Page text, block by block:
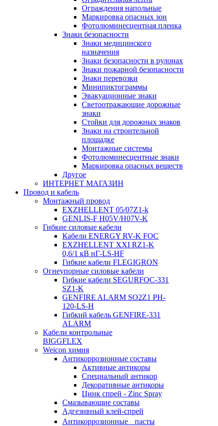
Ограждения напольные
Маркировка опасных зон
Фотолюминесцентная пленка
Знаки безопасности
Знаки медицинского
назначения
Знаки безопасности в рулонах
Знаки пожарной безопасности
Знаки перевозки
Минипиктограммы
Эвакуационные знаки
Светоотражающие дорожные
знаки
Стойки для дорожных знаков
Знаки на строительной
площадке
Монтажные системы
Фотолюминесцентные знаки
Маркировка опасных веществ
Другое
ИНТЕРНЕТ МАГАЗИН
Провод и кабель
Монтажный провод
EXZHELLENT 05/07Z1-k
GENLIS-F Н05V/H07V-K
Гибкие силовые кабели
Кабели ENERGY RV-K FOC
EXZHELLENT XXI RZ1-K
0,6/1 кВ нГ-LS-HF
Гибкие кабели FLEGIGRON
Огнеупорные силовые кабели
Гибкие кабели SEGURFOC-331
SZ1-K
GENFIRE ALARM SO2Z1 PH-
120-LS-H
Гибкий кабель GENFIRE-331
ALARM
Кабели контрольные
BIGGFLEX
Weicon химия
Антикоррозионные составы
Активные антикоры
Специальный антикор
Декоративные антикоры
Цинк спрей - Zinc Spray
Смазывающие составы
Адгезивный клей-спрей
Антикоррозионные пасты